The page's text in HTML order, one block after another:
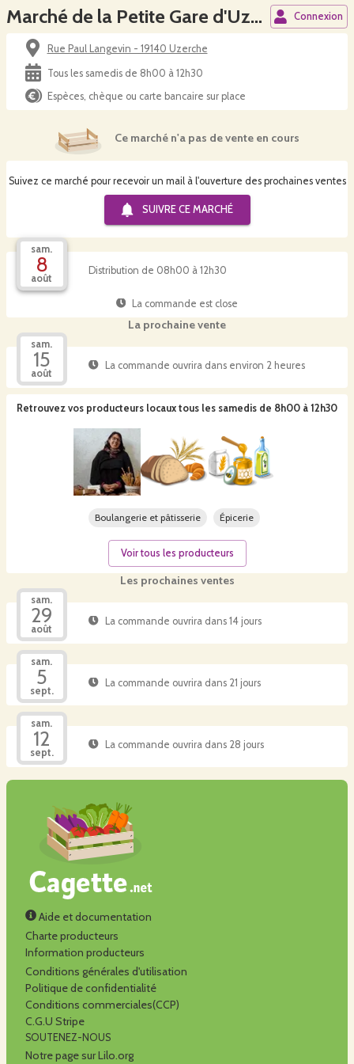
Marché de la Petite Gare d'Uzerche Connexion
Rue Paul Langevin - 19140 Uzerche
Tous les samedis de 8h00 à 12h30
Espèces, chèque ou carte bancaire sur place
Suivez ce marché pour recevoir un mail à l'ouverture des prochaines ventes
SUIVRE CE MARCHÉ
Ce marché n'a pas de vente en cours
sam.
8
août
Distribution de 08h00 à 12h30
La commande est close
La prochaine vente
sam.
15
août
La commande ouvrira dans environ 2 heures
Les prochaines ventes
sam.
29
août
La commande ouvrira dans 14 jours
sam.
5
sept.
La commande ouvrira dans 21 jours
sam.
12
sept.
La commande ouvrira dans 28 jours
Retrouvez vos producteurs locaux tous les samedis de 8h00 à 12h30
Boulangerie et pâtisserie Épicerie
Voir tous les producteurs
Aide et documentation
Charte producteurs
Information producteurs
Conditions générales d'utilisation
Politique de confidentialité
Conditions commerciales(CCP)
C.G.U Stripe
SOUTENEZ-NOUS
Notre page sur Lilo.org